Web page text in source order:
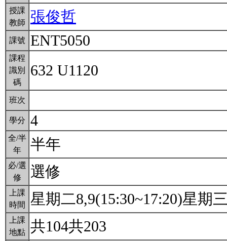
授課
教師
張俊哲
課號 ENT5050
課程
識別
碼
632 U1120
班次
學分 4
全/半
年
半年
必/選
修
選修
上課
時間
星期二8,9(15:30~17:20)星期
上課
地點 共104共203